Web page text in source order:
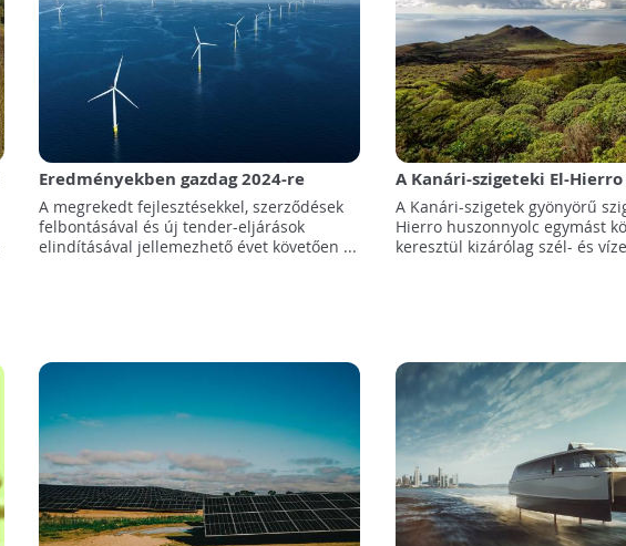
Eredményekben gazdag 2024-re
számít az amerikai tengeri
szélenergia-ágazat
A megrekedt fejlesztésekkel, szerződések
felbontásával és új tender-eljárások
elindításával jellemezhető évet követően ...
A Kanári-szigeteki El-Hierro
bebizonyította, hogy
kizárólag megújuló
működni
A Kanári-szigetek gyönyörű
Hierro huszonnyolc egymást
keresztül kizárólag szél- és